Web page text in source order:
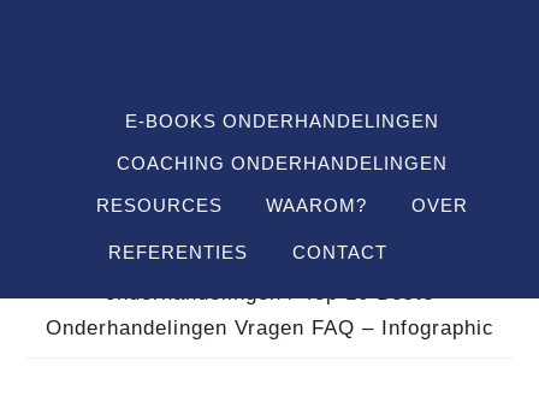
hoofdnavigatieE-BOOKS ONDERHANDELINGEN
COACHING ONDERHANDELINGEN
RESOURCES WAAROM? OVER
REFERENTIES CONTACT
Je bent hier:Home
Infographics business
onderhandelingen /Top 10 Beste
Onderhandelingen Vragen FAQ – Infographic